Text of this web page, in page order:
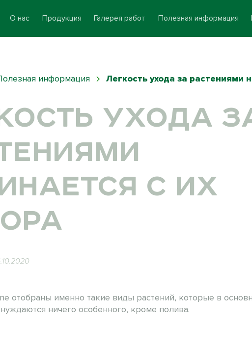
О нас Продукция Галерея работ Полезная информация
информация Легкость ухода за растениями
УХОДА
С ИХ
отобраны именно такие виды растений, которые в
ничего особенного, кроме полива.